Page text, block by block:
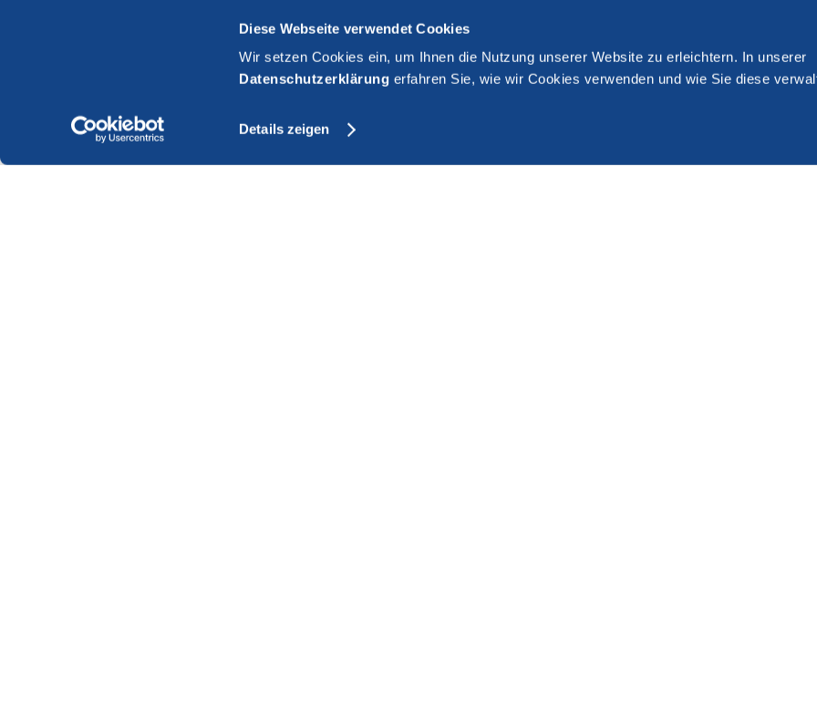
Diese Webseite verwendet Cookies
Wir setzen Cookies ein, um Ihnen die Nutzung unserer Website zu erleichtern. In unserer
Datenschutzerklärung erfahren Sie, wie wir Cookies verwenden und wie Sie diese
Details zeigen